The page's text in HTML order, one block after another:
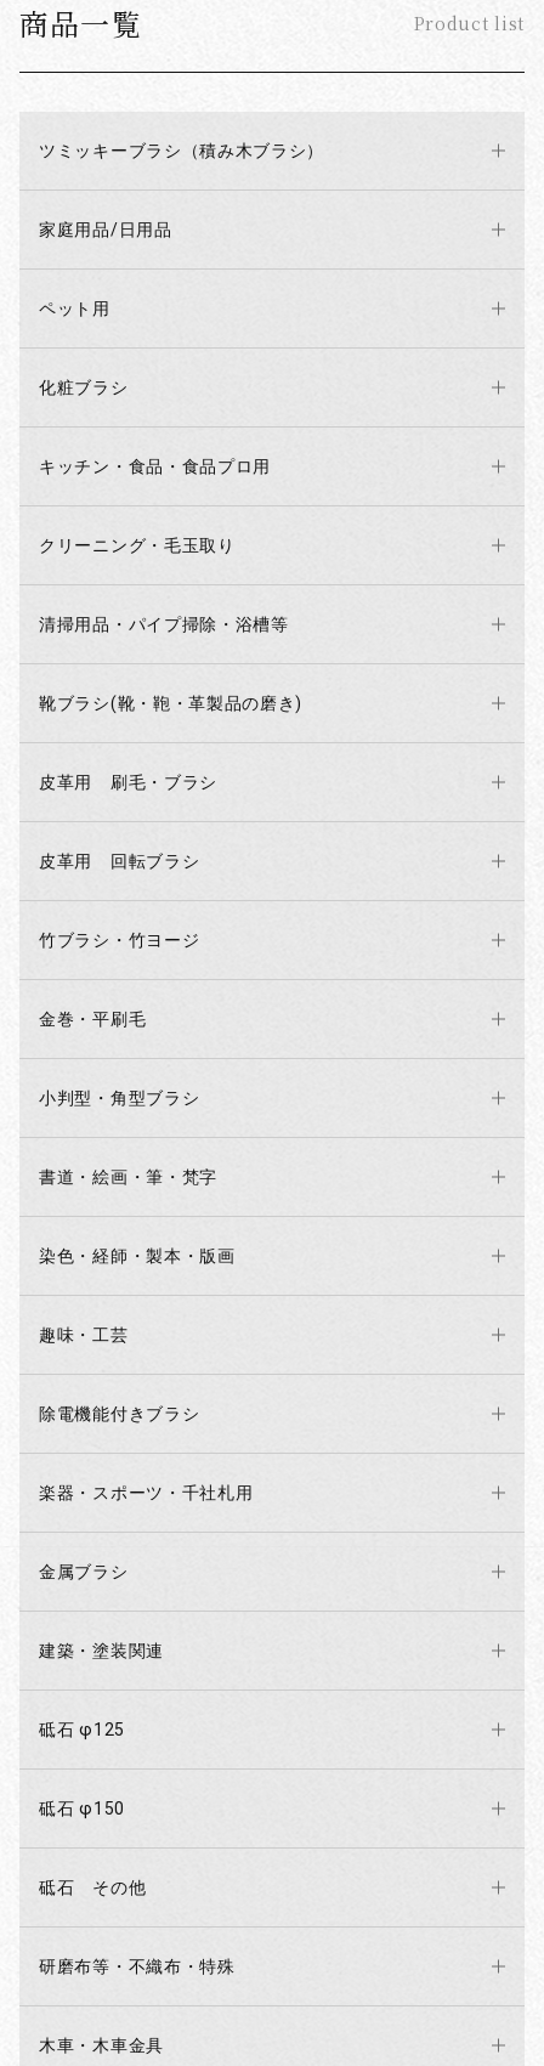
商品一覧 Product list
ツミッキーブラシ（積み木ブラシ）
家庭用品/日用品
ペット用
化粧ブラシ
キッチン・食品・食品プロ用
クリーニング・毛玉取り
清掃用品・パイプ掃除・浴槽等
靴ブラシ(靴・鞄・革製品の磨き)
皮革用 刷毛・ブラシ
皮革用 回転ブラシ
竹ブラシ・竹ヨージ
金巻・平刷毛
小判型・角型ブラシ
書道・絵画・筆・梵字
染色・経師・製本・版画
趣味・工芸
除電機能付きブラシ
楽器・スポーツ・千社札用
金属ブラシ
建築・塗装関連
砥石 φ125
砥石 φ150
砥石 その他
研磨布等・不織布・特殊
木車・木車金具
お買い物を続ける